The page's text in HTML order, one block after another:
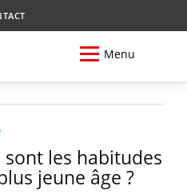
Menu
les habitudes
jeune âge ?